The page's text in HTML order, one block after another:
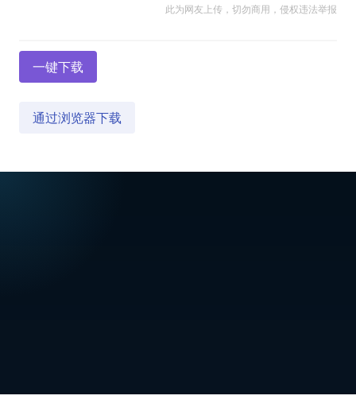
此为网友上传，切勿商用，侵权违法举报
一键下载
通过浏览器下载